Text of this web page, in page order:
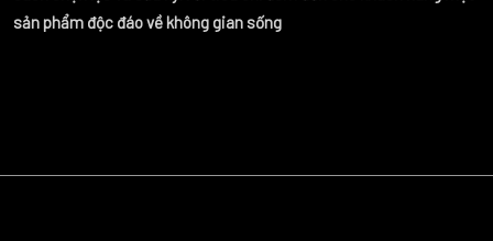
sản phẩm độc đáo về không gian sống